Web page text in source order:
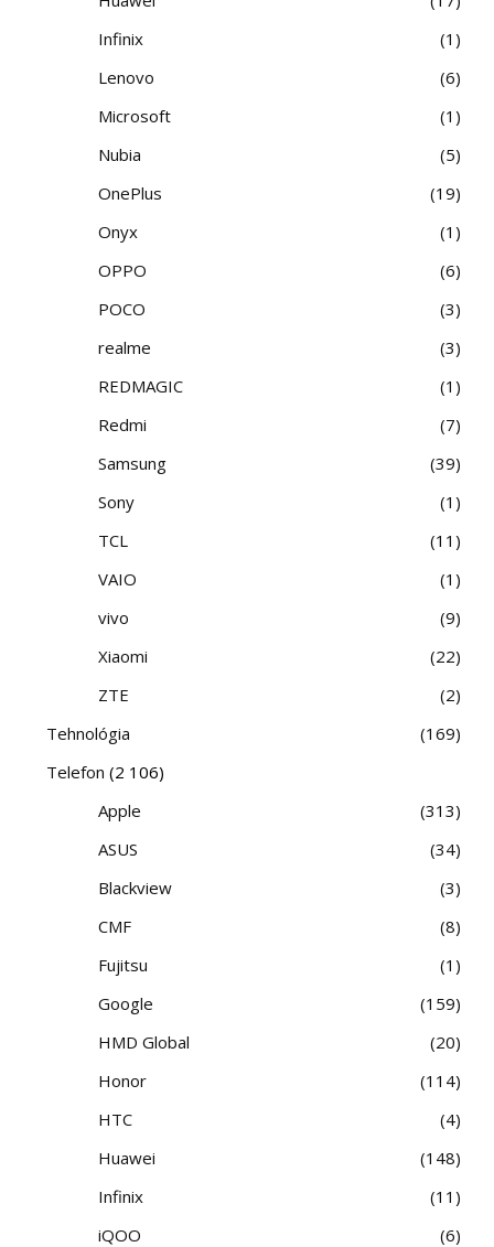
Infinix
1
Lenovo
6
Microsoft
1
Nubia
5
OnePlus
19
Onyx
1
OPPO
6
POCO
3
realme
3
REDMAGIC
1
Redmi
7
Samsung
39
Sony
1
TCL
11
VAIO
1
vivo
9
Xiaomi
22
ZTE
2
Tehnológia
169
Telefon (2 106)
Apple
313
ASUS
34
Blackview
3
CMF
8
Fujitsu
1
Google
159
HMD Global
20
Honor
114
HTC
4
Huawei
148
Infinix
11
iQOO
6